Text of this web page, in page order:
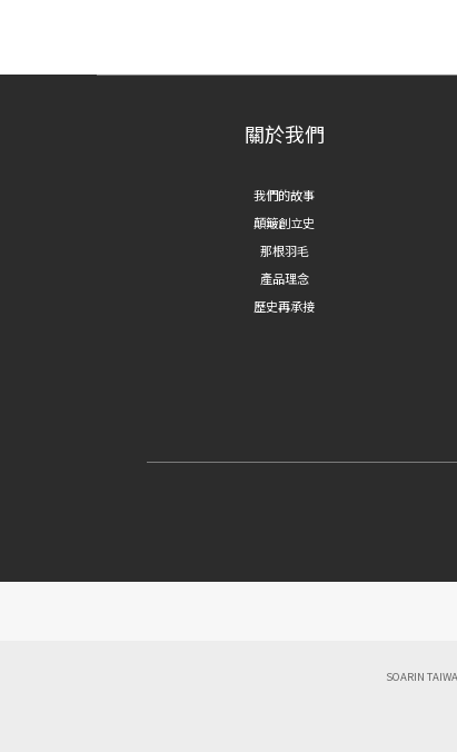
關於我們
我們的故事
顛簸創立史
那根羽毛
產品理念
歷史再承接
SOARIN